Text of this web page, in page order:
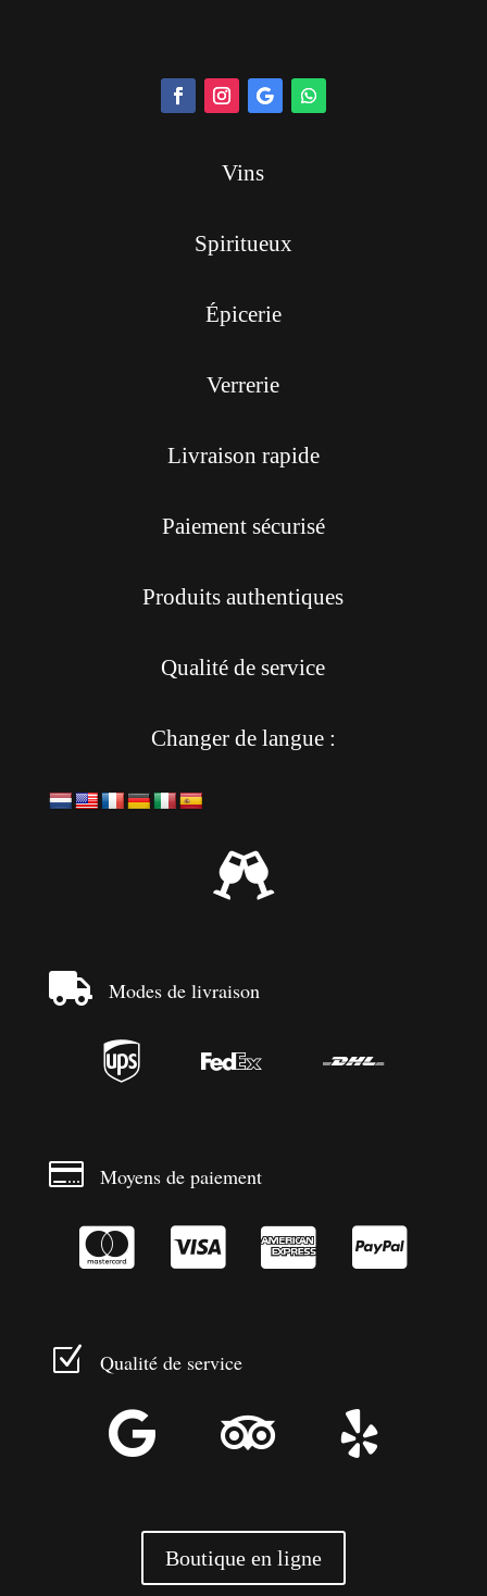
Vins
Spiritueux
Épicerie
Verrerie
Livraison rapide
Paiement sécurisé
Produits authentiques
Qualité de service
Changer de langue :

 Modes de livraison
  
 Moyens de paiement
   
Z Qualité de service
  
Boutique en ligne